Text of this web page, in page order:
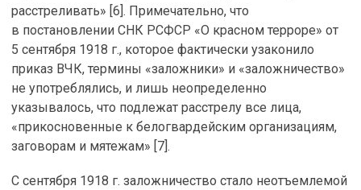
расстреливать» [6]. Примечательно, что
в постановлении СНК РСФСР «О красном терроре» от
5 сентября 1918 г., которое фактически узаконило
приказ ВЧК, термины «заложники» и «заложничество»
не употреблялись, и лишь неопределенно
указывалось, что подлежат расстрелу все лица,
«прикосновенные к белогвардейским организациям,
заговорам и мятежам» [7].
С сентября 1918 г. заложничество стало неотъемлемой